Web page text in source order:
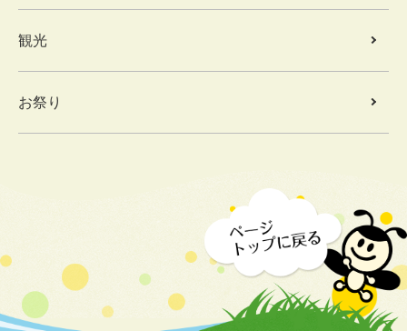
観光
お祭り